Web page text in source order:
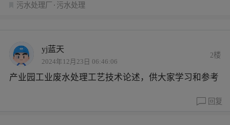
污水处理厂 污水处理
yj蓝天
2024年12月23日 06:46:06
2楼
产业园工业废水处理工艺技术论述，供大家学习和参考
回复